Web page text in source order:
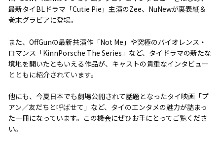
最新タイBLドラマ「Cutie Pie」主演のZee、NuNewが裏表紙＆
巻末グラビアに登場。
また、OffGunの最新共演作「Not Me」や究極のバイオレンス・
ロマンス「KinnPorsche The Series」など、タイドラマの新たな
境地を開いたともいえる作品が、キャストの貴重なインタビュー
とともに紹介されています。
他にも、今夏日本でも劇場公開されて話題となったタイ映画「プ
アン／友だちと呼ばせて」など、タイのエンタメの魅力が詰まっ
た一冊になっています。この機会にぜひお手にとってご覧くださ
い。